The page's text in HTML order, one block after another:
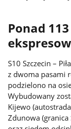
Ponad
S10 Szczecin –
z dwoma pasami
podzielono na
Wybudowany
Kijewo
Zdunowa (granica